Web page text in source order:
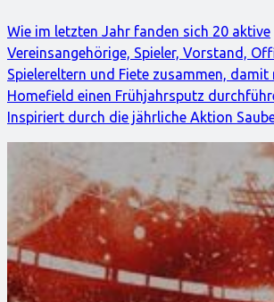
Wie im letzten Jahr fanden sich 20 aktive
Vereinsangehörige, Spieler, Vorstand,
Spielereltern und Fiete zusammen,
Homefield einen Frühjahrsputz
Inspiriert durch die jährliche Aktion